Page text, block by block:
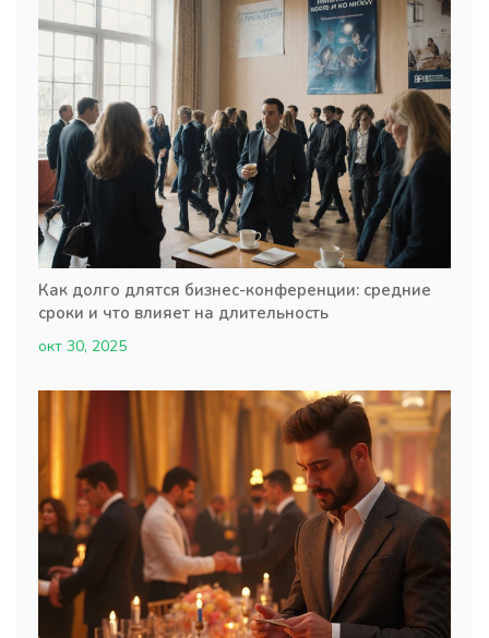
Как долго длятся бизнес-конференции: средние
сроки и что влияет на длительность
окт 30, 2025